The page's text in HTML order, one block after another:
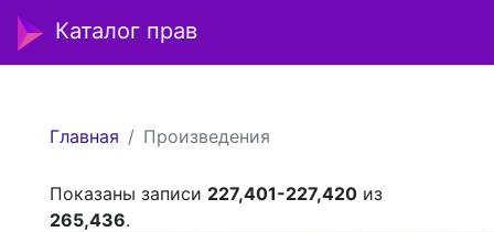
Каталог прав
Главная Произведения
Показаны записи 227,401-227,420из
265,436.